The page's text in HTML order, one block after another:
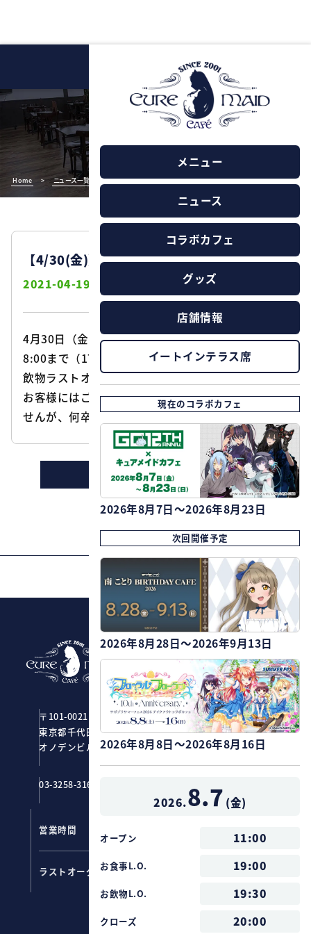
メニュー
ニュース
コラボカフェ
グッズ
店舗情報
イートインテラス席
現在のコラボカフェ
2026年8月7日～2026年8月23日
次回開催予定
2026年8月28日～2026年9月13日
2026年8月8日～2026年8月16日
2026.8.7 (金)
オープン 11:00
お食事L.O. 19:00
お飲物L.O. 19:30
クローズ 20:00
NEWS
Home > ニュース一覧 【4/30(金)】営業時間変更のお知らせ
【4/30(金)】営業時間変更のお知らせ
2021-04-19
4月30日（金）はイベント準備の為、営業時間は1
8:00まで（17:00お食事ラストオーダー、17:30お
飲物ラストオーダー）とさせていただきます。
お客様にはご迷惑をお掛けし、大変申し訳ございま
せんが、何卒御理解の程お願いいたします。
ニュースの一覧に戻る
PAGE TOP
CURE MAID CAFÉ
〒101-0021
東京都千代田区外神田1-2-7
オノデンビル4F ジーストア・アキバ
03-3258-3161
営業時間
ラストオーダー
フード ：